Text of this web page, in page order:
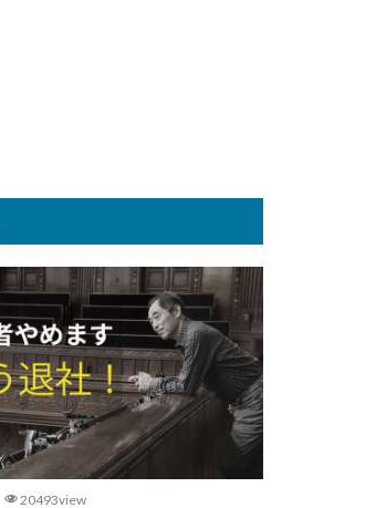
20493view